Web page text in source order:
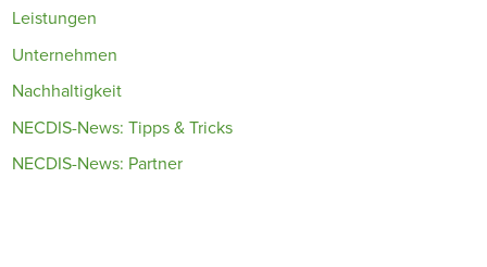
Leistungen
Unternehmen
Nachhaltigkeit
NECDIS-News: Tipps & Tricks
NECDIS-News: Partner